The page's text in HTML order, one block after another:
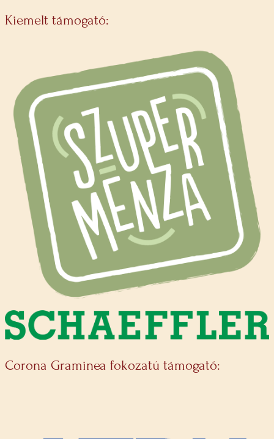
Kiemelt támogató:
Corona Graminea fokozatú támogató: